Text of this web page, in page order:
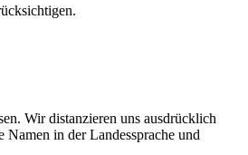
Wir distanzieren uns ausdrücklich
in der Landessprache und